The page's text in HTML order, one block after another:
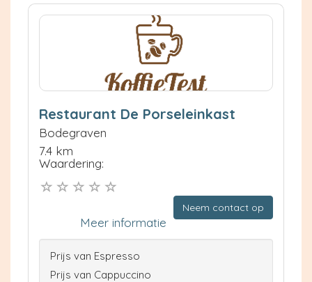
Restaurant De Porseleinkast
Bodegraven
7.4 km
Waardering:
Neem contact op
Meer informatie
Prijs van Espresso
Prijs van Cappuccino